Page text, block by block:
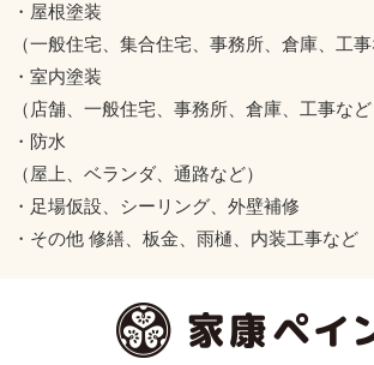
・屋根塗装
（一般住宅、集合住宅、事務所、倉庫、工事
・室内塗装
（店舗、一般住宅、事務所、倉庫、工事など
・防水
（屋上、ベランダ、通路など）
・足場仮設、シーリング、外壁補修
・その他 修繕、板金、雨樋、内装工事など